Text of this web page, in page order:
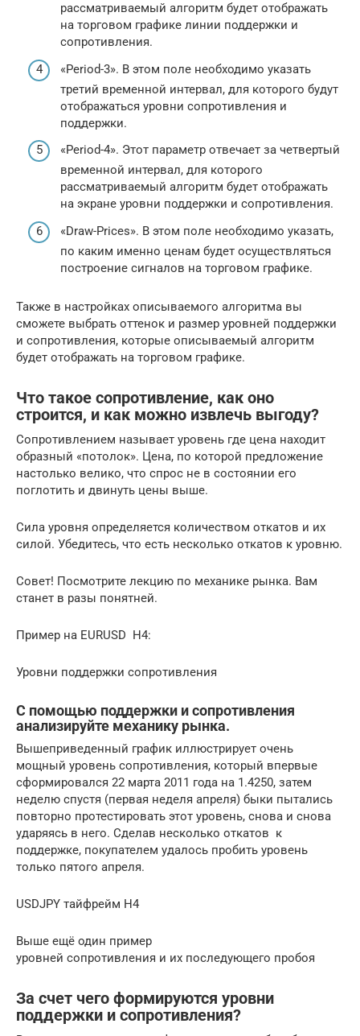
рассматриваемый алгоритм будет отображать
на торговом графике линии поддержки и
сопротивления.
«Period-3». В этом поле необходимо указать
третий временной интервал, для которого будут
отображаться уровни сопротивления и
поддержки.
«Period-4». Этот параметр отвечает за четвертый
временной интервал, для которого
рассматриваемый алгоритм будет отображать
на экране уровни поддержки и сопротивления.
«Draw-Prices». В этом поле необходимо указать,
по каким именно ценам будет осуществляться
построение сигналов на торговом графике.
Также в настройках описываемого алгоритма вы
сможете выбрать оттенок и размер уровней поддержки
и сопротивления, которые описываемый алгоритм
будет отображать на торговом графике.
Что такое сопротивление, как оно
строится, и как можно извлечь выгоду?
Сопротивлением называет уровень где цена находит
образный «потолок». Цена, по которой предложение
настолько велико, что спрос не в состоянии его
поглотить и двинуть цены выше.
Сила уровня определяется количеством откатов и их
силой. Убедитесь, что есть несколько откатов к уровню.
Совет! Посмотрите лекцию по механике рынка. Вам
станет в разы понятней.
Пример на EURUSD Н4:
Уровни поддержки сопротивления
С помощью поддержки и сопротивления
анализируйте механику рынка.
Вышеприведенный график иллюстрирует очень
мощный уровень сопротивления, который впервые
сформировался 22 марта 2011 года на 1.4250, затем
неделю спустя (первая неделя апреля) быки пытались
повторно протестировать этот уровень, снова и снова
ударяясь в него. Сделав несколько откатов к
поддержке, покупателем удалось пробить уровень
только пятого апреля.
USDJPY тайфрейм H4
Выше ещё один пример
уровней сопротивления и их последующего пробоя
За счет чего формируются уровни
поддержки и сопротивления?